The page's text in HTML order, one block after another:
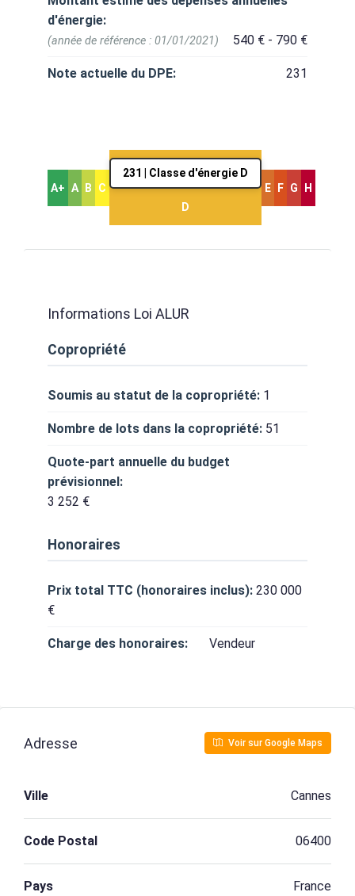
d'énergie:
540 € - 790 €
(année de référence : 01/01/2021)
Note actuelle du DPE: 231
A+ A B C
231 | Classe d'énergie D
D
E F G H
Informations Loi ALUR
Copropriété
Soumis au statut de la copropriété: 1
Nombre de lots dans la copropriété: 51
Quote-part annuelle du budget
prévisionnel:
3 252 €
Honoraires
Prix total TTC (honoraires inclus): 230 000
€
Charge des honoraires: Vendeur
Adresse Voir sur Google Maps
Ville Cannes
Code Postal 06400
Pays France